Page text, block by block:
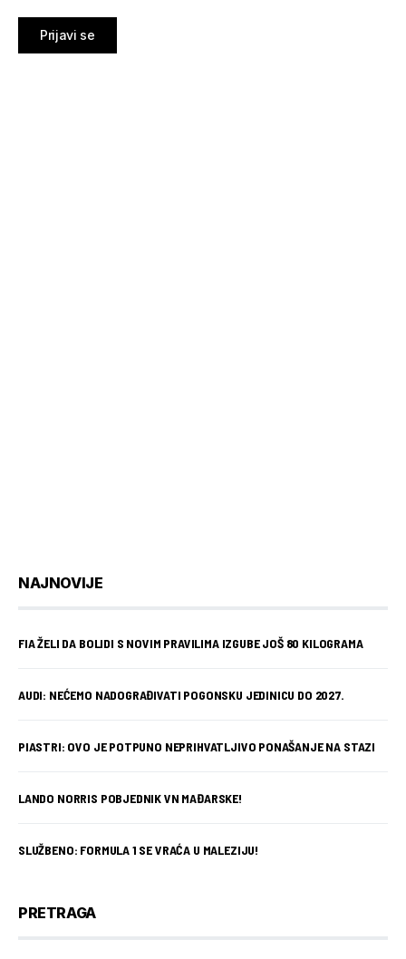
Prijavi se
NAJNOVIJE
FIA ŽELI DA BOLIDI S NOVIM PRAVILIMA IZGUBE JOŠ 80 KILOGRAMA
AUDI: NEĆEMO NADOGRAĐIVATI POGONSKU JEDINICU DO 2027.
PIASTRI: OVO JE POTPUNO NEPRIHVATLJIVO PONAŠANJE NA STAZI
LANDO NORRIS POBJEDNIK VN MAĐARSKE!
SLUŽBENO: FORMULA 1 SE VRAĆA U MALEZIJU!
PRETRAGA